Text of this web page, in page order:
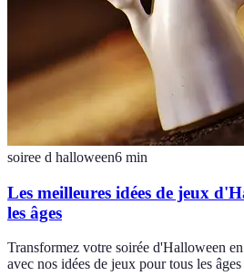
soiree d halloween6 min
Les meilleures idées de jeux
les âges
Transformez votre soirée d'Halloween
avec nos idées de jeux pour tous les